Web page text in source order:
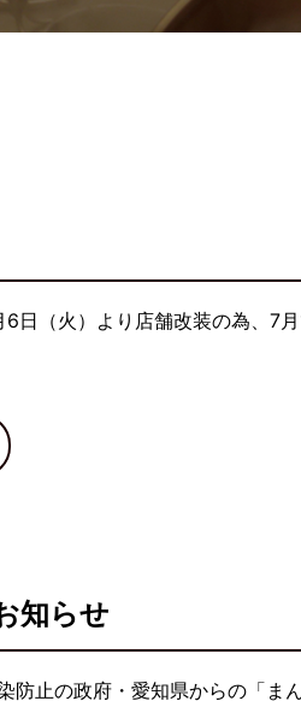
（火）より店舗改装の為、7月
知らせ
防止の政府・愛知県からの「ま